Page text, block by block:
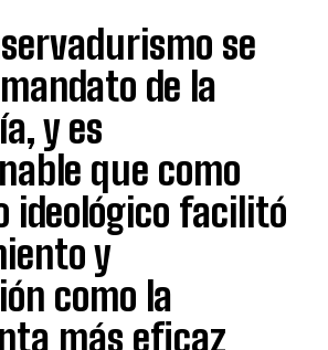
se
de la
y es
que como
ideológico facilitó
y
como la
más eficaz